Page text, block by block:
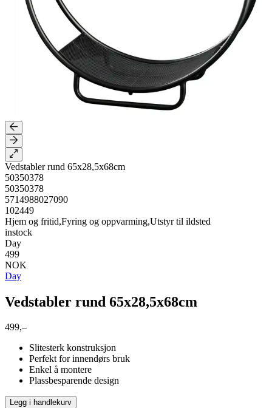
Vedstabler rund 65x28,5x68cm
50350378
50350378
5714988027090
102449
Hjem og fritid,Fyring og oppvarming,Utstyr til ildsted
instock
Day
499
NOK
Day
Vedstabler rund 65x28,5x68cm
499,–
Slitesterk konstruksjon
Perfekt for innendørs bruk
Enkel å montere
Plassbesparende design
Legg i handlekurv